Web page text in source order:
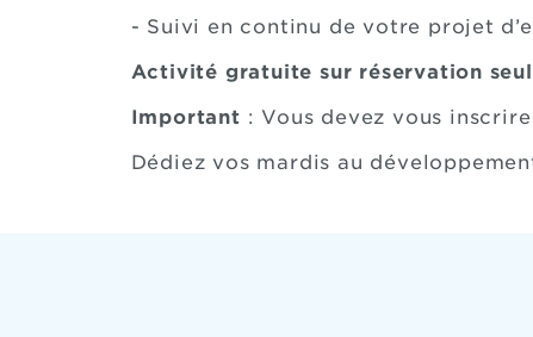
- Suivi en continu de votre projet
Activité gratuite sur réservation
Important : Vous devez vous
Dédiez vos mardis au